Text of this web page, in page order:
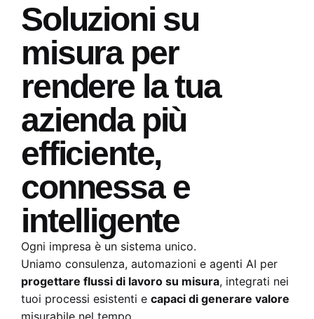
Soluzioni su
misura per
rendere la tua
azienda più
efficiente,
connessa e
intelligente
Ogni impresa è un sistema unico.
Uniamo consulenza, automazioni e agenti AI per
progettare flussi di lavoro su misura, integrati nei
tuoi processi esistenti e capaci di generare valore